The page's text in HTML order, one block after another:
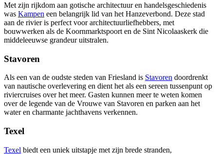
Met zijn rijkdom aan gotische architectuur en handelsgeschiedenis
was Kampen een belangrijk lid van het Hanzeverbond. Deze stad
aan de rivier is perfect voor architectuurliefhebbers, met
bouwwerken als de Koornmarktspoort en de Sint Nicolaaskerk die
middeleeuwse grandeur uitstralen.
Stavoren
Als een van de oudste steden van Friesland is Stavoren doordrenkt
van nautische overlevering en dient het als een sereen tussenpunt op
riviercruises over het meer. Gasten kunnen meer te weten komen
over de legende van de Vrouwe van Stavoren en parken aan het
water en charmante jachthavens verkennen.
Texel
Texel biedt een uniek uitstapje met zijn brede stranden,